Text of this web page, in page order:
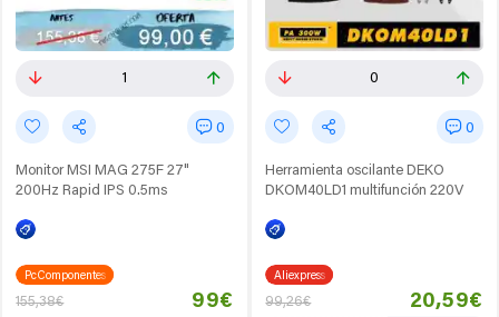
1
0
Monitor MSI MAG 275F 27"
200Hz Rapid IPS 0.5ms
PcComponentes
155,38€ 99€
0
0
Herramienta oscilante DEKO
DKOM40LD1 multifunción 220V
Aliexpress
99,26€ 20,59€